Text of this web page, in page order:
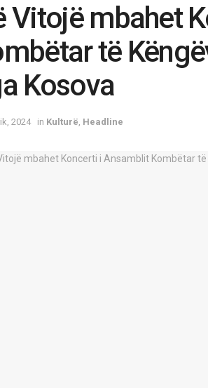
Vitojë mbahet
të
Kosova
2024 in Kulturë Headline